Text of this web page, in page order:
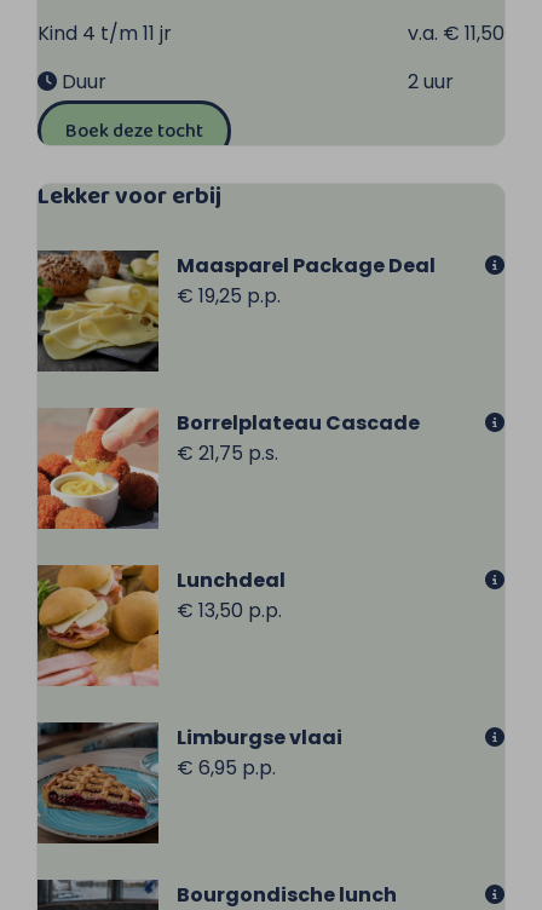
Kind 4 t/m 11 jr
v.a. € 11,50
Duur
2 uur
Boek deze tocht
Lekker voor erbij
Maasparel Package Deal
€ 19,25 p.p.
Borrelplateau Cascade
€ 21,75 p.s.
Lunchdeal
€ 13,50 p.p.
Limburgse vlaai
€ 6,95 p.p.
Bourgondische lunch